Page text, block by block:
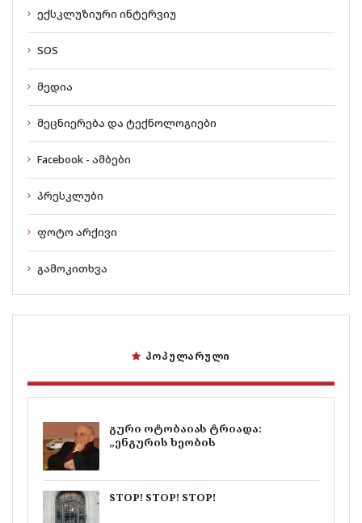
ექსკლუზიური ინტერვიუ
SOS
მედია
მეცნიერება და ტექნოლოგიები
Facebook - ამბები
პრესკლუბი
ფოტო არქივი
გამოკითხვა
ᲞᲝᲞᲣᲚᲐᲠᲣᲚᲘ
გური ოტობაიას ტრიადა:
„ენგურის ხეობის
STOP! STOP! STOP!